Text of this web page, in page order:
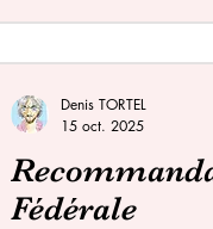
Fédérale
Denis TORTEL
15 oct. 2025